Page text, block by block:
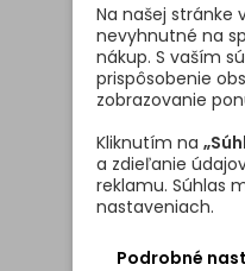
Na našej stránke
nevyhnutné na
nákup. S vaším
prispôsobenie
zobrazovanie
Kliknutím na
a zdieľanie
reklamu. Súhlas
nastaveniach.
Podrobné